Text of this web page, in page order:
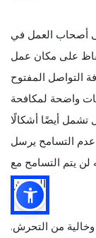
أصحاب العمل في
على مكان عمل
التواصل المفتوح
واضحة لمكافحة
أيضًا أشكالًا
التسامح يرسل
لن يتم التسامح مع
وخالية من التحرش.